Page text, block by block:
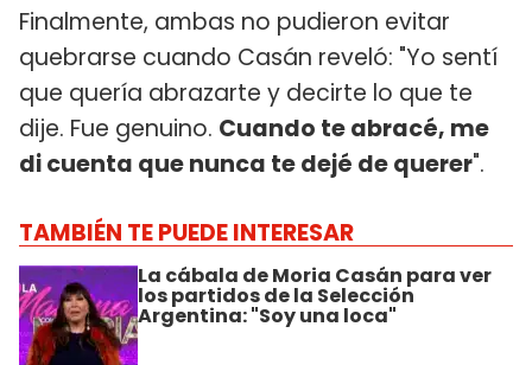
Finalmente, ambas no pudieron evitar
quebrarse cuando Casán reveló: "Yo sentí
que quería abrazarte y decirte lo que te
dije. Fue genuino. Cuando te abracé, me
di cuenta que nunca te dejé de querer".
TAMBIÉN TE PUEDE INTERESAR
La cábala de Moria Casán para ver
los partidos de la Selección
Argentina: "Soy una loca"